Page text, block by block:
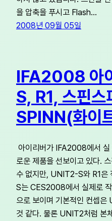
을 압축을 푸시고 Flash…
2008년 09월 05일
IFA2008 아
S, R1, 스핀스
SPINN(화이
아이리버가 IFA2008에서 실
로운 제품을 선보이고 있다.
수 없지만, UNIT2-S와 R1
S는 CES2008에서 실제로
으로 보이며 기본적인 컨셉
것 같다. 물론 UNIT2처럼 본